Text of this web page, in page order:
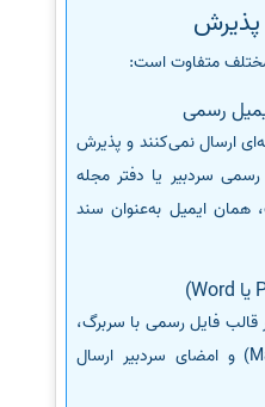
پذیرش
متفاوت است:
ارسال نمی‌کنند و پذیرش
رسمی سردبیر یا دفتر مجله
همان ایمیل به‌عنوان سند
قالب فایل رسمی با سربرگ،
شماره مقاله (Manuscript ID) و امضای سردبیر ارسال